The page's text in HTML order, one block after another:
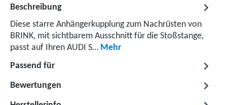
Beschreibung
Diese starre Anhängerkupplung zum Nachrüsten von
BRINK, mit sichtbarem Ausschnitt für die Stoßstange,
passt auf Ihren AUDI S… Mehr
Passend für
Bewertungen